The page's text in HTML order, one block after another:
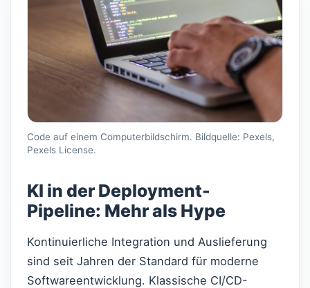
Code auf einem Computerbildschirm. Bildquelle: Pexels,
Pexels License.
KI in der Deployment-
Pipeline: Mehr als Hype
Kontinuierliche Integration und Auslieferung
sind seit Jahren der Standard für moderne
Softwareentwicklung. Klassische CI/CD-